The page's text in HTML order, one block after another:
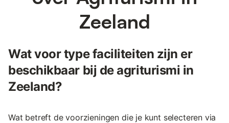
Zeeland
Wat voor type faciliteiten zijn er
beschikbaar bij de agriturismi in
Zeeland?
Wat betreft de voorzieningen die je kunt selecteren via